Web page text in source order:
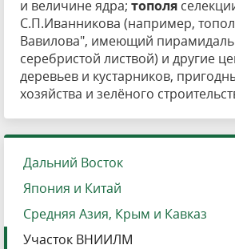
и величине ядра; тополя
С.П.Иванникова (например,
Вавилова", имеющий
серебристой листвой) и другие
деревьев и кустарников,
хозяйства и зелёного
Дальний Восток
Япония и Китай
Средняя Азия, Крым и Кавказ
Участок ВНИИЛМ